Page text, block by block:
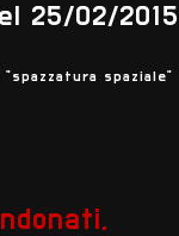
25/02/2015
spaziale”